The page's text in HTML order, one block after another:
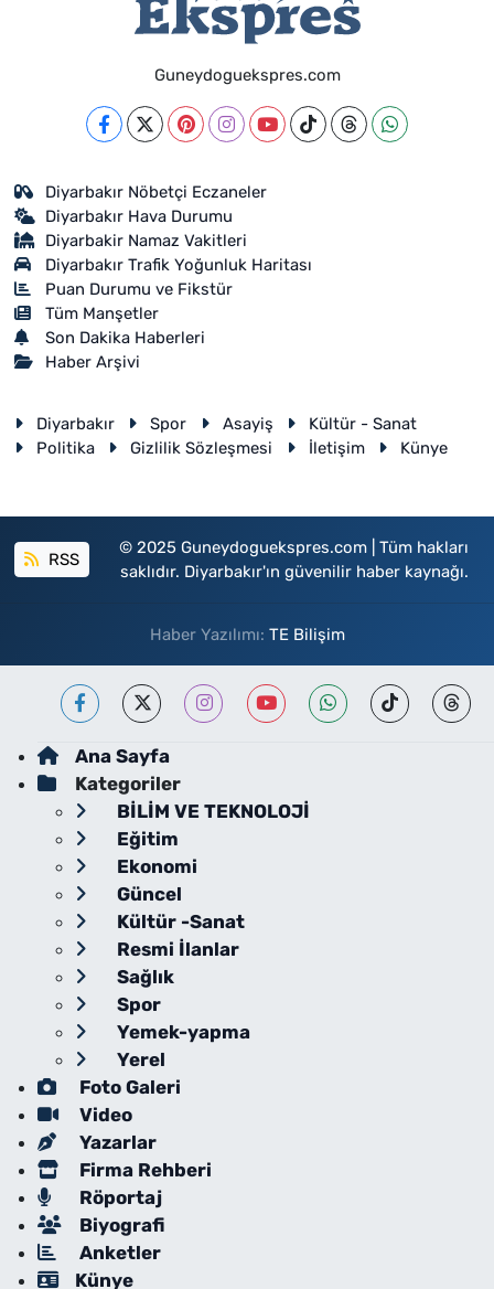
Guneydoguekspres.com
Diyarbakır Nöbetçi Eczaneler
Diyarbakır Hava Durumu
Diyarbakir Namaz Vakitleri
Diyarbakır Trafik Yoğunluk Haritası
Puan Durumu ve Fikstür
Tüm Manşetler
Son Dakika Haberleri
Haber Arşivi
Diyarbakır Spor Asayiş
Kültür - Sanat
Politika
Gizlilik Sözleşmesi İletişim Künye
RSS
© 2025 Guneydoguekspres.com | Tüm hakları
saklıdır. Diyarbakır'ın güvenilir haber kaynağı.
Haber Yazılımı: TE Bilişim
Ana Sayfa
Kategoriler
BİLİM VE TEKNOLOJİ
Eğitim
Ekonomi
Güncel
Kültür -Sanat
Resmi İlanlar
Sağlık
Spor
Yemek-yapma
Yerel
Foto Galeri
Video
Yazarlar
Firma Rehberi
Röportaj
Biyografi
Anketler
Künye